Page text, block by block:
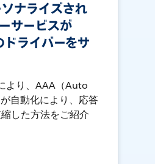
ナライズされ
サービスが
ドライバーをサ
より、AAA（Auto
自動化により、応答
した方法をご紹介